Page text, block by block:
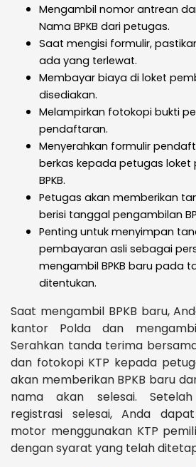
Mengambil nomor antrean
Nama BPKB dari petugas.
Saat mengisi formulir,
ada yang terlewat.
Membayar biaya di loket
disediakan.
Melampirkan fotokopi bukti
pendaftaran.
Menyerahkan formulir
berkas kepada petugas loket
BPKB.
Petugas akan memberikan
berisi tanggal pengambilan
Penting untuk menyimpan
pembayaran asli sebagai
mengambil BPKB baru pada
ditentukan.
Saat mengambil BPKB baru,
kantor Polda dan
Serahkan tanda terima
dan fotokopi KTP kepada
akan memberikan BPKB baru
nama akan selesai.
registrasi selesai, Anda
motor menggunakan KTP
dengan syarat yang telah